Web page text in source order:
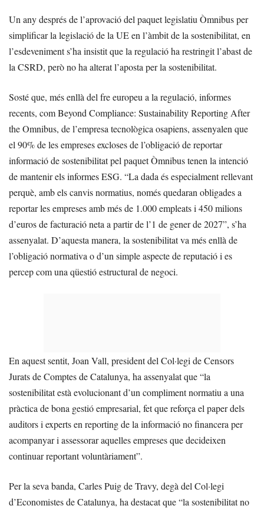
Un any després de l’aprovació del paquet legislatiu Òmnibus per
simplificar la legislació de la UE en l’àmbit de la sostenibilitat, en
l’esdeveniment s’ha insistit que la regulació ha restringit l’abast de
la CSRD, però no ha alterat l’aposta per la sostenibilitat.
Sosté que, més enllà del fre europeu a la regulació, informes
recents, com Beyond Compliance: Sustainability Reporting After
the Omnibus, de l’empresa tecnològica osapiens, assenyalen que
el 90% de les empreses excloses de l’obligació de reportar
informació de sostenibilitat pel paquet Òmnibus tenen la intenció
de mantenir els informes ESG. “La dada és especialment rellevant
perquè, amb els canvis normatius, només quedaran obligades a
reportar les empreses amb més de 1.000 empleats i 450 milions
d’euros de facturació neta a partir de l’1 de gener de 2027”, s’ha
assenyalat. D’aquesta manera, la sostenibilitat va més enllà de
l’obligació normativa o d’un simple aspecte de reputació i es
percep com una qüestió estructural de negoci.
En aquest sentit, Joan Vall, president del Col·legi de Censors
Jurats de Comptes de Catalunya, ha assenyalat que “la
sostenibilitat està evolucionant d’un compliment normatiu a una
pràctica de bona gestió empresarial, fet que reforça el paper dels
auditors i experts en reporting de la informació no financera per
acompanyar i assessorar aquelles empreses que decideixen
continuar reportant voluntàriament”.
Per la seva banda, Carles Puig de Travy, degà del Col·legi
d’Economistes de Catalunya, ha destacat que “la sostenibilitat no